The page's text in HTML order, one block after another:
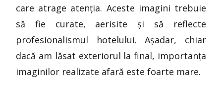
care atrage atenția. Aceste imagini trebuie
să fie curate, aerisite și să reflecte
profesionalismul hotelului. Așadar, chiar
dacă am lăsat exteriorul la final, importanța
imaginilor realizate afară este foarte mare.